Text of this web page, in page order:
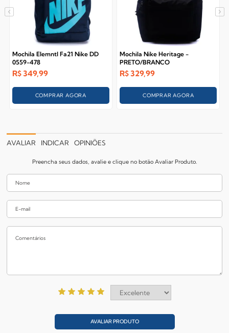
Mochila Elemntl Fa21 Nike DD
0559-478
R$ 349,99
COMPRAR AGORA
Mochila Nike Heritage -
PRETO/BRANCO
R$ 329,99
COMPRAR AGORA
AVALIAR INDICAR OPINIÕES
Preencha seus dados, avalie e clique no botão Avaliar Produto.
AVALIAR PRODUTO